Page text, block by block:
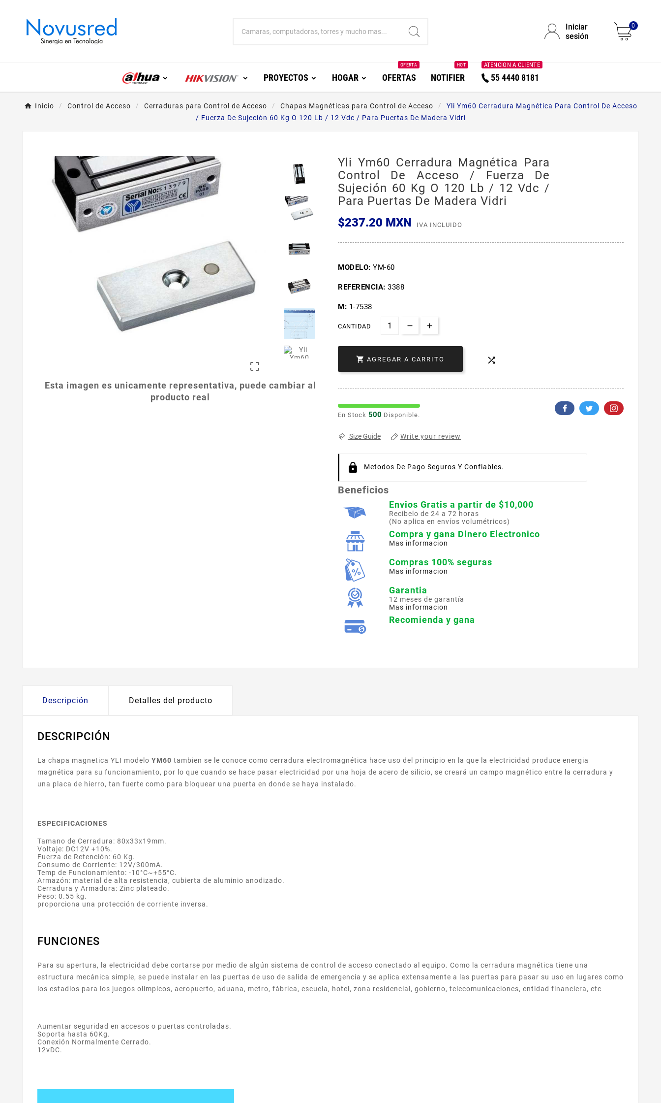
Iniciar
sesión
0
PROYECTOS HOGAR OFERTAS
OFERTA
NOTIFIER
HOT
55 4440 8181
ATENCION A CLIENTE
Inicio Control de Acceso Cerraduras para Control de Acceso Chapas Magnéticas para Control de Acceso
Yli Ym60 Cerradura Magnética Para Control De Acceso
/ Fuerza De Sujeción 60 Kg O 120 Lb / 12 Vdc / Para Puertas De Madera Vidri

Esta imagen es unicamente representativa, puede cambiar al
producto real
Yli Ym60 Cerradura Magnética Para
Control De Acceso / Fuerza De
Sujeción 60 Kg O 120 Lb / 12 Vdc /
Para Puertas De Madera Vidri
$237.20 MXN
IVA INCLUIDO
MODELO: YM-60
REFERENCIA: 3388
M: 1-7538
CANTIDAD
 AGREGAR A CARRITO 
En Stock 500 Disponible.
Size Guide Write your review
Metodos De Pago Seguros Y Confiables.
Beneficios
Envios Gratis a partir de $10,000
Recibelo de 24 a 72 horas
(No aplica en envíos volumétricos)
Compra y gana Dinero Electronico
Mas informacion
Compras 100% seguras
Mas informacion
Garantia
12 meses de garantía
Mas informacion
Recomienda y gana
Descripción Detalles del producto
DESCRIPCIÓN
La chapa magnetica YLI modelo YM60 tambien se le conoce como cerradura electromagnética hace uso del principio en la que la electricidad produce energia
magnética para su funcionamiento, por lo que cuando se hace pasar electricidad por una hoja de acero de silicio, se creará un campo magnético entre la cerradura y
una placa de hierro, tan fuerte como para bloquear una puerta en donde se haya instalado.
ESPECIFICACIONES
Tamano de Cerradura: 80x33x19mm.
Voltaje: DC12V +10%.
Fuerza de Retención: 60 Kg.
Consumo de Corriente: 12V/300mA.
Temp de Funcionamiento: -10°C~+55°C.
Armazón: material de alta resistencia, cubierta de aluminio anodizado.
Cerradura y Armadura: Zinc plateado.
Peso: 0.55 kg.
proporciona una protección de corriente inversa.
FUNCIONES
Para su apertura, la electricidad debe cortarse por medio de algún sistema de control de acceso conectado al equipo. Como la cerradura magnética tiene una
estructura mecánica simple, se puede instalar en las puertas de uso de salida de emergencia y se aplica extensamente a las puertas para pasar su uso en lugares como
los estadios para los juegos olimpicos, aeropuerto, aduana, metro, fábrica, escuela, hotel, zona residencial, gobierno, telecomunicaciones, entidad financiera, etc
Aumentar seguridad en accesos o puertas controladas.
Soporta hasta 60Kg.
Conexión Normalmente Cerrado.
12vDC.